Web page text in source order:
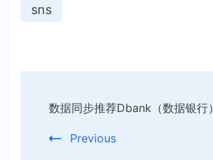
sns
Navigation
数据同步推荐Dbank（数据银行）
Previous